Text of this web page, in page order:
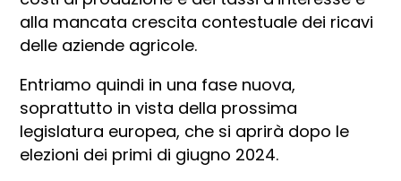
alla mancata crescita contestuale dei ricavi
delle aziende agricole.
Entriamo quindi in una fase nuova,
soprattutto in vista della prossima
legislatura europea, che si aprirà dopo le
elezioni dei primi di giugno 2024.